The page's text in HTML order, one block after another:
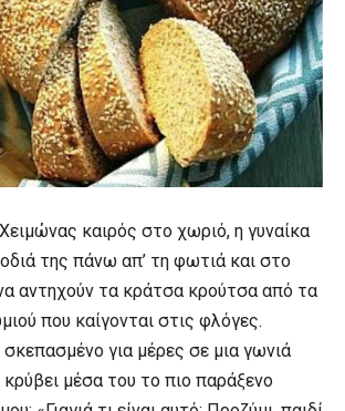
Χειμώνας καιρός στο χωριό, η γυναίκα
της πάνω απ’ τη φωτιά και στο
αντηχούν τα κράτσα κρούτσα από τα
που καίγονται στις φλόγες.
σκεπασμένο για μέρες σε μια γωνιά
κρύβει μέσα του το πιο παράξενο